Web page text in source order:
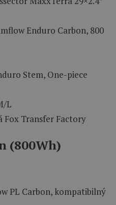
Enduro Carbon, 800
Stem, One-piece
L
Fox Transfer Factory
(800Wh)
PL Carbon, kompatibilný